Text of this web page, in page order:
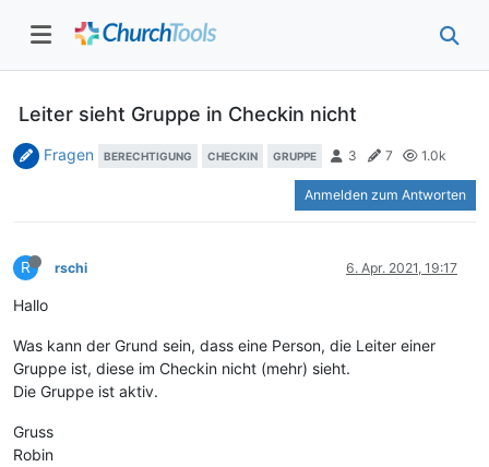
Leiter sieht Gruppe in Checkin nicht
Fragen BERECHTIGUNG CHECKIN GRUPPE 3 7 1.0k
Anmelden zum Antworten
R rschi 6. Apr. 2021, 19:17
Hallo
Was kann der Grund sein, dass eine Person, die Leiter einer
Gruppe ist, diese im Checkin nicht (mehr) sieht.
Die Gruppe ist aktiv.
Gruss
Robin